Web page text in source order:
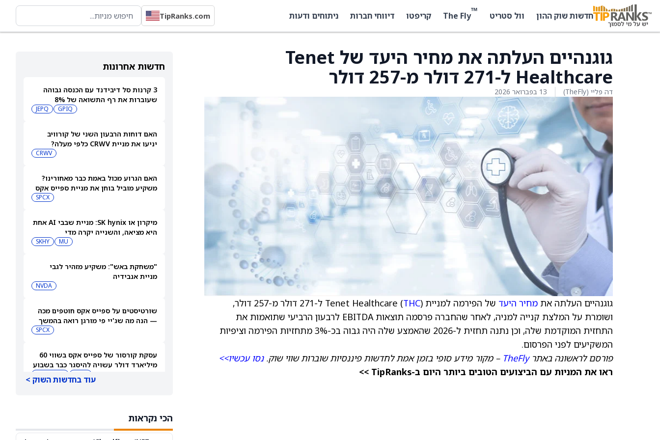
חדשות שוק ההון וול סטריט ™
The Fly קריפטו דיווחי חברות ניתוחים ודעות TipRanks.com
חדשות אחרונות
3 קרנות סל דיבידנד עם הכנסה גבוהה
שעוברות את רף התשואה של 8%
GPIQ
JEPQ
האם דוחות הרבעון השני של קורוויב
יניעו את מניית CRWV כלפי מעלה?
CRWV
האם הגרוע מכול באמת כבר מאחורינו?
משקיע מוביל בוחן את מניית ספייס אקס
SPCX
מיקרון או SK hynix: מניית שבבי AI אחת
היא מציאה, והשנייה יקרה מדי
MU
SKHY
"משחקת באש": משקיע מזהיר לגבי
מניית אנבידיה
NVDA
שורטיסטים על ספייס אקס חוטפים מכה
— הנה מה שג'יי פי מורגן רואה בהמשך
SPCX
עסקת קורסור של ספייס אקס בשווי 60
מיליארד דולר עשויה להיסגר כבר בשבוע
לטסלה
עוד בחדשות השוק >
הכי נקראות
גוגנהיים העלתה את מחיר היעד של Tenet
Healthcare ל-271 דולר מ-257 דולר
דה פליי (TheFly) 13 בפברואר 2026
גוגנהיים העלתה את מחיר היעד של הפירמה למניית Tenet Healthcare ( THC
) ל-271 דולר מ-257 דולר,
ושומרת על המלצת קנייה למניה, לאחר שהחברה פרסמה תוצאות EBITDA לרבעון הרביעי שתואמות את
התחזית המוקדמת שלה, וכן נתנה תחזית ל-2026 שהאמצע שלה היה גבוה בכ-3% מתחזיות הפירמה וציפיות
המשקיעים לפני הפרסום.
פורסם לראשונה באתרTheFly – מקור מידע סופי בזמן אמת לחדשות פיננסיות שוברות שווי שוק.נסו עכשיו>>
ראו את המניות עם הביצועים הטובים ביותר היום ב-TipRanks >>